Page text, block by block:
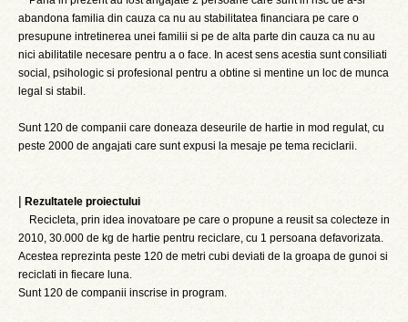
abandona familia din cauza ca nu au stabilitatea financiara pe care o
presupune intretinerea unei familii si pe de alta parte din cauza ca nu au
nici abilitatile necesare pentru a o face. In acest sens acestia sunt consiliati
social, psihologic si profesional pentru a obtine si mentine un loc de munca
legal si stabil.
Sunt 120 de companii care doneaza deseurile de hartie in mod regulat, cu
peste 2000 de angajati care sunt expusi la mesaje pe tema reciclarii.
| Rezultatele proiectului
Recicleta, prin idea inovatoare pe care o propune a reusit sa colecteze in
2010, 30.000 de kg de hartie pentru reciclare, cu 1 persoana defavorizata.
Acestea reprezinta peste 120 de metri cubi deviati de la groapa de gunoi si
reciclati in fiecare luna.
Sunt 120 de companii inscrise in program.